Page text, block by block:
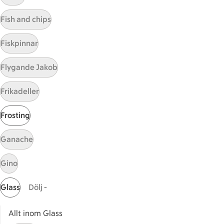
Sidfot
Start
Få snabbt svar
Prenumerera
Fish and chips
Fiskpinnar
Flygande Jakob
Frikadeller
Frosting
Ganache
Gino
Glass Dölj -
Allt inom Glass